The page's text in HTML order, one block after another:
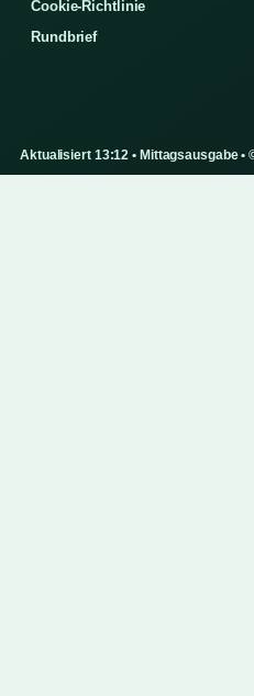
Cookie-Richtlinie
Rundbrief
Aktualisiert 13:12 • Mittagsausgabe •